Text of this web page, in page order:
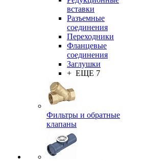
вставки
Разъемные
соединения
Переходники
Фланцевые
соединения
Заглушки
+ ЕЩЕ 7
Фильтры и обратные
клапаны